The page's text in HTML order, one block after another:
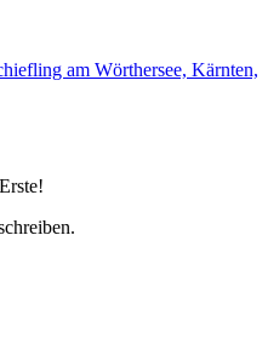
am Wörthersee, Kärnten,